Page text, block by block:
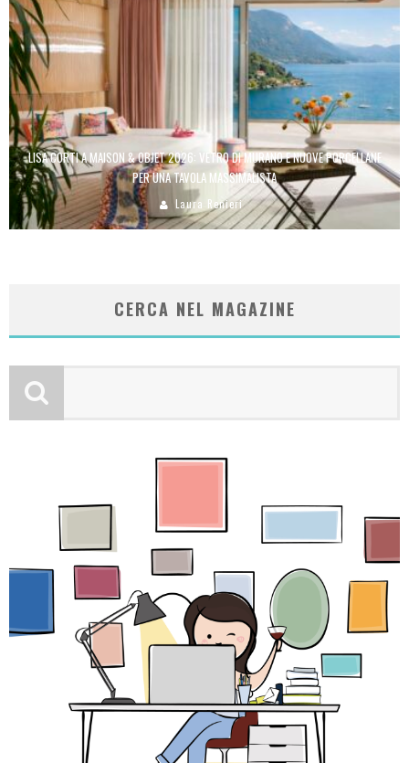
LISA CORTI A MAISON & OBJET 2026: VETRO DI MURANO E NUOVE PORCELLANE
PER UNA TAVOLA MASSIMALISTA
Laura Renieri
CERCA NEL MAGAZINE